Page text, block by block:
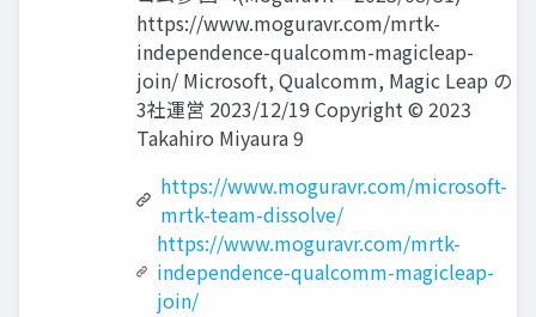
https://www.moguravr.com/mrtk-
independence-qualcomm-magicleap-
join/ Microsoft, Qualcomm, Magic Leap の
3社運営 2023/12/19 Copyright © 2023
Takahiro Miyaura 9
https://www.moguravr.com/microsoft-
mrtk-team-dissolve/
https://www.moguravr.com/mrtk-
independence-qualcomm-magicleap-
join/